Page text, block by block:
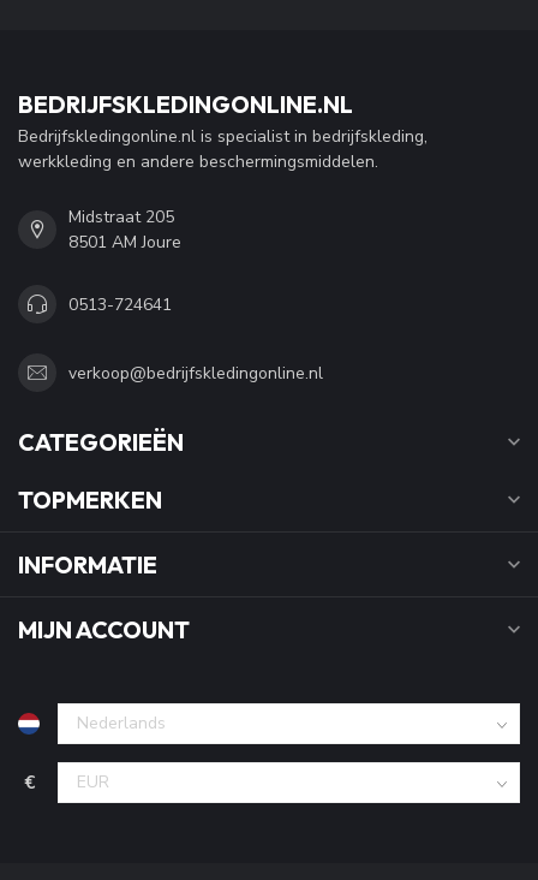
BEDRIJFSKLEDINGONLINE.NL
Bedrijfskledingonline.nl is specialist in bedrijfskleding,
werkkleding en andere beschermingsmiddelen.
Midstraat 205
8501 AM Joure
0513-724641
verkoop@bedrijfskledingonline.nl
CATEGORIEËN
TOPMERKEN
INFORMATIE
MIJN ACCOUNT
€